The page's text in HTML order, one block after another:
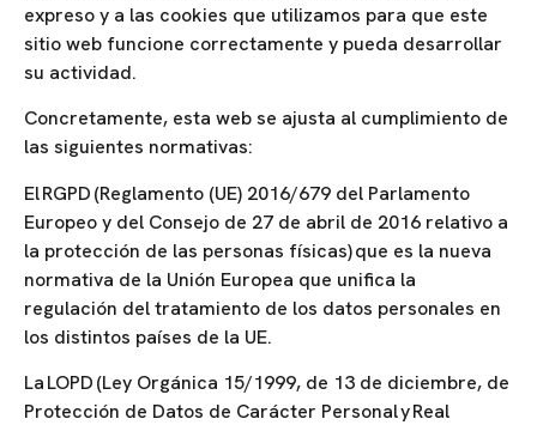
expreso y a las cookies que utilizamos para que este
sitio web funcione correctamente y pueda desarrollar
su actividad.
Concretamente, esta web se ajusta al cumplimiento de
las siguientes normativas:
El RGPD (Reglamento (UE) 2016/679 del Parlamento
Europeo y del Consejo de 27 de abril de 2016 relativo a
la protección de las personas físicas) que es la nueva
normativa de la Unión Europea que unifica la
regulación del tratamiento de los datos personales en
los distintos países de la UE.
La LOPD (Ley Orgánica 15/1999, de 13 de diciembre, de
Protección de Datos de Carácter Personal y Real